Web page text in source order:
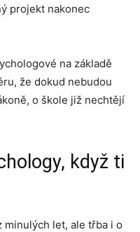
projekt nakonec
na základě
že dokud nebudou
o škole již nechtějí
když ti
minulých let, ale třba i o